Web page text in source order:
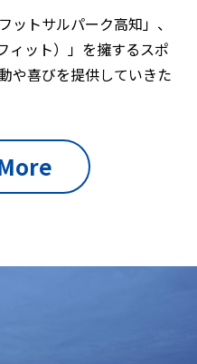
ットサルパーク高知」、
ィット）」を擁するスポ
や喜びを提供していきた